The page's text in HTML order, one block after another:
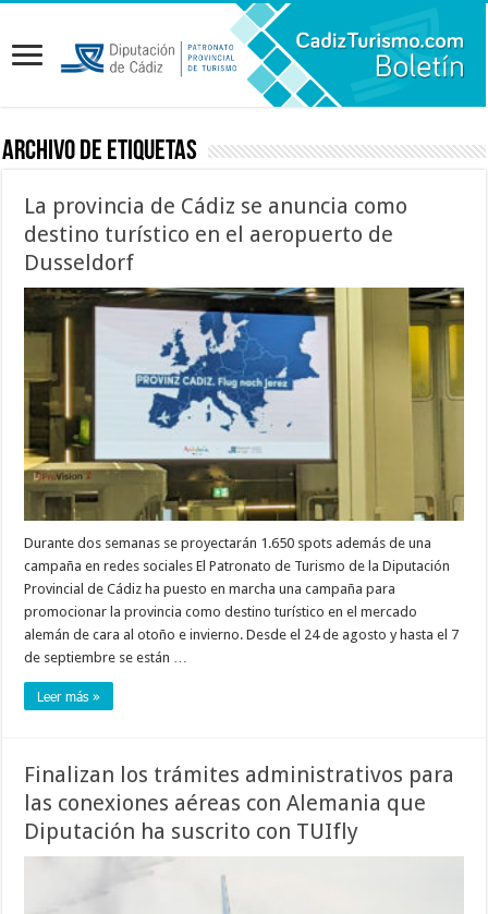
Archivo de etiquetas
La provincia de Cádiz se anuncia como
destino turístico en el aeropuerto de
Dusseldorf
Durante dos semanas se proyectarán 1.650 spots además de una
campaña en redes sociales El Patronato de Turismo de la Diputación
Provincial de Cádiz ha puesto en marcha una campaña para
promocionar la provincia como destino turístico en el mercado
alemán de cara al otoño e invierno. Desde el 24 de agosto y hasta el 7
de septiembre se están …
Leer más »
Finalizan los trámites administrativos para
las conexiones aéreas con Alemania que
Diputación ha suscrito con TUIfly